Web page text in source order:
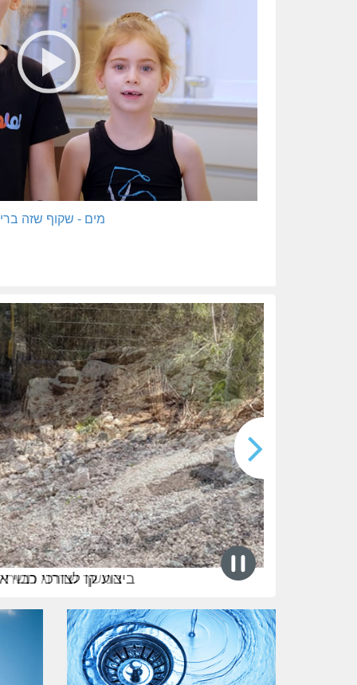
מים - שקוף שזה
המשך שדרוג
המשך שדרוג